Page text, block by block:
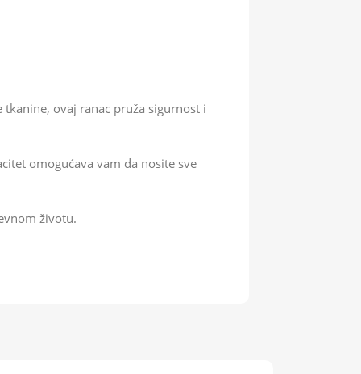
ovaj ranac pruža sigurnost i
omogućava vam da nosite sve
životu.